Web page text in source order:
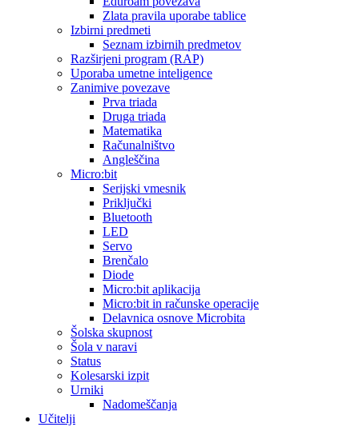
Zlata pravila uporabe tablice
Izbirni predmeti
Seznam izbirnih predmetov
Razširjeni program (RAP)
Uporaba umetne inteligence
Zanimive povezave
Prva triada
Druga triada
Matematika
Računalništvo
Angleščina
Micro:bit
Serijski vmesnik
Priključki
Bluetooth
LED
Servo
Brenčalo
Diode
Micro:bit aplikacija
Micro:bit in računske operacije
Delavnica osnove Microbita
Šolska skupnost
Šola v naravi
Status
Kolesarski izpit
Urniki
Nadomeščanja
Učitelji